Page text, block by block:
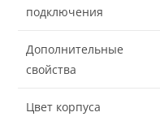
подключения
Дополнительные
свойства
Цвет корпуса